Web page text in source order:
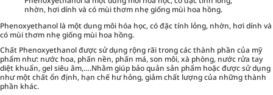
nhờn, hơi dính và có mùi thơm nhẹ giống mùi hoa hồng.
Phenoxyethanol là một dung môi hóa học, có đặc tính lỏng, nhờn, hơi dính và
có mùi thơm nhẹ giống mùi hoa hồng.
Chất Phenoxyethanol được sử dụng rộng rãi trong các thành phần của mỹ
phẩm như: nước hoa, phấn nền, phấn má, son môi, xà phòng, nước rửa tay
diệt khuẩn, gel siêu âm,….Nhằm giúp bảo quản sản phẩm hoặc được sử dụng
như một chất ổn định, hạn chế hư hỏng, giảm chất lượng của những thành
phần khác.